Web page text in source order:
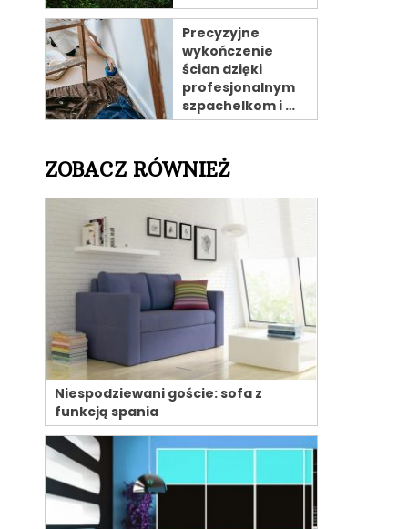
Precyzyjne
wykończenie
ścian dzięki
profesjonalnym
szpachelkom i …
ZOBACZ RÓWNIEŻ
Niespodziewani goście: sofa z
funkcją spania